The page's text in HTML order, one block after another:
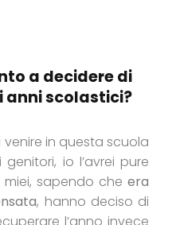
a decidere di
anni scolastici?
in questa scuola
io l’avrei pure
miei, sapendo cheera
, hanno deciso di